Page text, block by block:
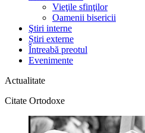
Vieţile sfinţilor
Oamenii bisericii
Ştiri interne
Știri externe
Întreabă preotul
Evenimente
Actualitate
Citate Ortodoxe